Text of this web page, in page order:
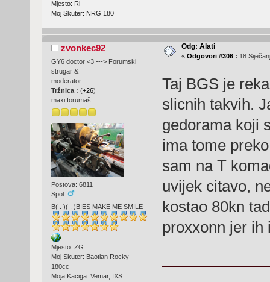
Mjesto: Ri
Moj Skuter: NRG 180
zvonkec92
GY6 doctor <3 ---> Forumski
strugar &
moderator
Tržnica : (+26)
maxi forumaš
Postova: 6811
Spol:
B( . )( . )BIES MAKE ME SMILE
Mjesto: ZG
Moj Skuter: Baotian Rocky
180cc
Moja Kaciga: Vemar, IXS
Odg: Alati
« Odgovori #306 : 18
Taj BGS je
slicnih takvih.
gedorama koji
ima tome
sam na T
uvijek citavo,
kostao 80kn
proxxonn jer ih